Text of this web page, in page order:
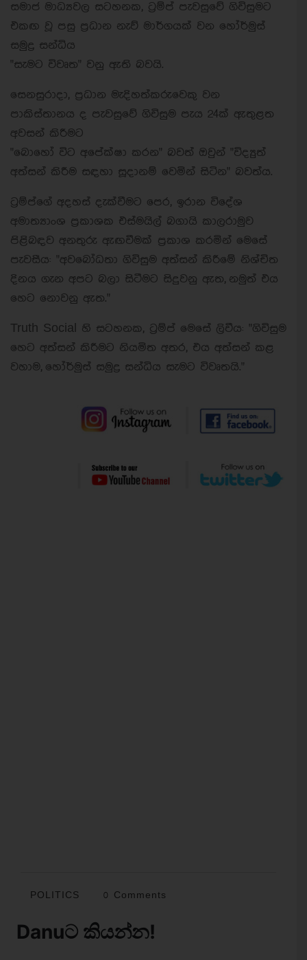
සමාජ මාධ්‍යවල සටහනක, ට්‍රම්ප් පැවසුවේ ගිවිසුමට
එකඟ වූ පසු ප්‍රධාන නැව් මාර්ගයක් වන හෝර්මුස්
සමුද්‍ර සන්ධිය
"සැමට විවෘත" වනු ඇති බවයි.
සෙනසුරාදා, ප්‍රධාන මැදිහත්කරුවෙකු වන
පාකිස්තානය ද පැවසුවේ ගිවිසුම පැය 24ක් ඇතුළත
අවසන් කිරීමට
"බොහෝ විට අපේක්ෂා කරන" බවත් ඔවුන් "විද්‍යුත්
අත්සන් කිරීම සඳහා සූදානම් වෙමින් සිටින" බවත්ය.
ට්‍රම්ප්ගේ අදහස් දැක්වීමට පෙර, ඉරාන විදේශ
අමාත්‍යාංශ ප්‍රකාශක එස්මයිල් බගායි කාලරාමුව
පිළිබඳව අනතුරු ඇඟවීමක් ප්‍රකාශ කරමින් මෙසේ
පැවසීය: "අවබෝධතා ගිවිසුම අත්සන් කිරීමේ නිශ්චිත
දිනය ගැන අපට බලා සිටීමට සිදුවනු ඇත, නමුත් එය
හෙට නොවනු ඇත."
Truth Social හි සටහනක, ට්‍රම්ප් මෙසේ ලිවීය: "ගිවිසුම
හෙට අත්සන් කිරීමට නියමිත අතර, එය අත්සන් කළ
වහාම, හෝර්මුස් සමුද්‍ර සන්ධිය සැමට විවෘතයි."
POLITICS 0 Comments